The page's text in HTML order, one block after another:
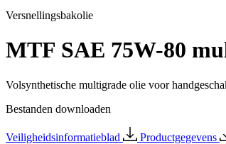
Versnellingsbakolie
MTF SAE 75W-80
Volsynthetische multigrade olie voor
Bestanden downloaden
Veiligheidsinformatieblad Productgegevens